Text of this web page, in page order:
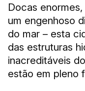
Docas
um engenhoso
do mar – esta
das estruturas
inacreditáveis
estão em pleno